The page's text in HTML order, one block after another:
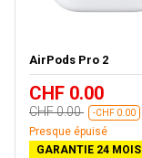
AirPods Pro 2
CHF 0.00
CHF 0.00 -CHF 0.00
Presque épuisé
GARANTIE 24 MOIS